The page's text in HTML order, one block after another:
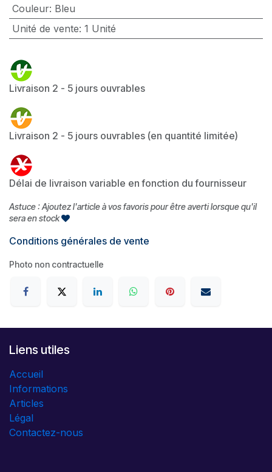
Couleur: Bleu
Unité de vente: 1 Unité
Livraison 2 - 5 jours ouvrables
Livraison 2 - 5 jours ouvrables (en quantité limitée)
Délai de livraison variable en fonction du fournisseur
Astuce : Ajoutez l'article à vos favoris pour être averti lorsque qu'il
sera en stock
Conditions générales de vente
Photo non contractuelle
Liens utiles
Accueil
Informations
Articles
Légal
Contactez-nous